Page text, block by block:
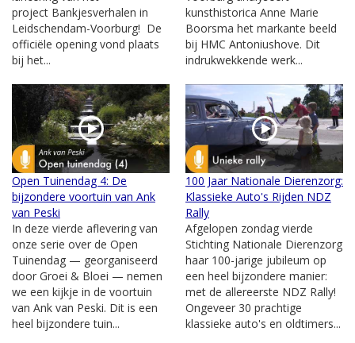
project Bankjesverhalen in
Leidschendam-Voorburg! De
officiële opening vond plaats
bij het...
kunsthistorica Anne Marie
Boorsma het markante beeld
bij HMC Antoniushove. Dit
indrukwekkende werk...
Open Tuinendag 4: De
bijzondere voortuin van Ank
van Peski
In deze vierde aflevering van
onze serie over de Open
Tuinendag — georganiseerd
door Groei & Bloei — nemen
we een kijkje in de voortuin
van Ank van Peski. Dit is een
heel bijzondere tuin...
100 Jaar Nationale Dierenzorg:
Klassieke Auto's Rijden NDZ
Rally
Afgelopen zondag vierde
Stichting Nationale Dierenzorg
haar 100-jarige jubileum op
een heel bijzondere manier:
met de allereerste NDZ Rally!
Ongeveer 30 prachtige
klassieke auto's en oldtimers...